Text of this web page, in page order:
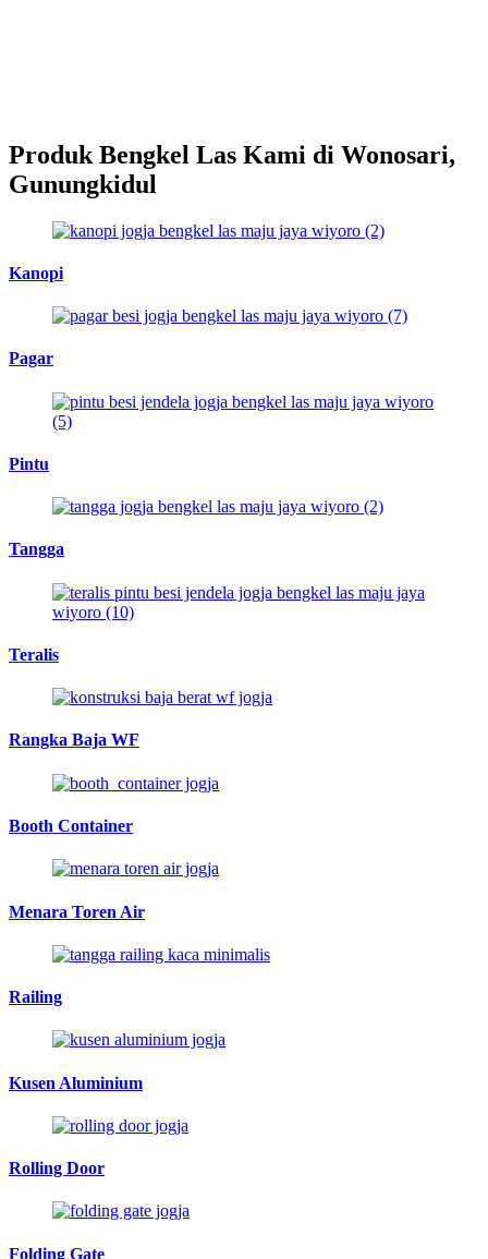
Produk Bengkel Las Kami di Wonosari,
Gunungkidul
Kanopi
Pagar
Pintu
Tangga
Teralis
Rangka Baja WF
Booth Container
Menara Toren Air
Railing
Kusen Aluminium
Rolling Door
Folding Gate